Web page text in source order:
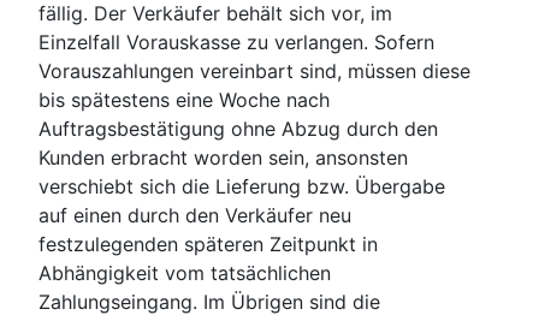
fällig. Der Verkäufer behält sich vor, im
Einzelfall Vorauskasse zu verlangen. Sofern
Vorauszahlungen vereinbart sind, müssen diese
bis spätestens eine Woche nach
Auftragsbestätigung ohne Abzug durch den
Kunden erbracht worden sein, ansonsten
verschiebt sich die Lieferung bzw. Übergabe
auf einen durch den Verkäufer neu
festzulegenden späteren Zeitpunkt in
Abhängigkeit vom tatsächlichen
Zahlungseingang. Im Übrigen sind die